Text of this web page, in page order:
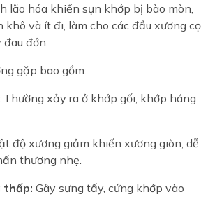
lão hóa khiến sụn khớp bị bào mòn,
khô và ít đi, làm cho các đầu xương cọ
đớn.
gặp bao gồm:
Thường xảy ra ở khớp gối, khớp háng
độ xương giảm khiến xương giòn, dễ
thương nhẹ.
thấp: Gây sưng tấy, cứng khớp vào